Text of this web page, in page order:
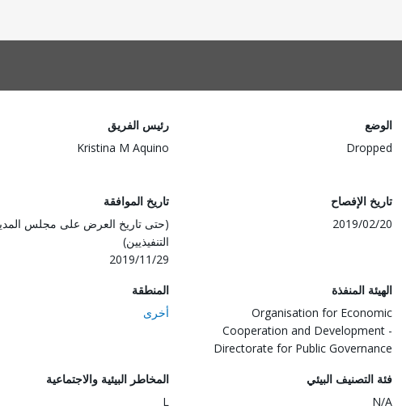
الوضع
Dropped
رئيس الفريق
Kristina M Aquino
تاريخ الإفصاح
2019/02/20
تاريخ الموافقة
(حتى تاريخ العرض على مجلس
التنفيذيين)
2019/11/29
الهيئة المنفذة
Organisation for Economic
Cooperation and Development -
Directorate for Public Governance
المنطقة
أخرى
فئة التصنيف البيئي
N/A
المخاطر البيئية والاجتماعية
L